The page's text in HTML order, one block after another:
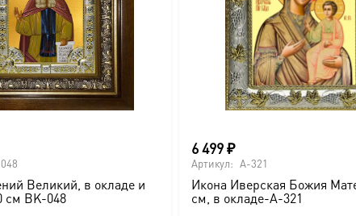
образов покровителей семьи).
Также можно заказать икону в окладе и киоте.
Великий, в окладе и
см BK-048
6 499₽
Артикул: A-321
Икона Иверская Божия
см, в окладе-A-321